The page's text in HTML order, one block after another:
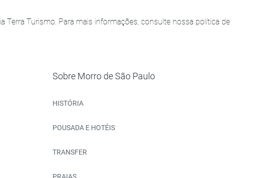
Sobre Morro de São Paulo
HISTÓRIA
POUSADA E HOTÉIS
TRANSFER
Turismo. Para mais informações, consulte nossa política de